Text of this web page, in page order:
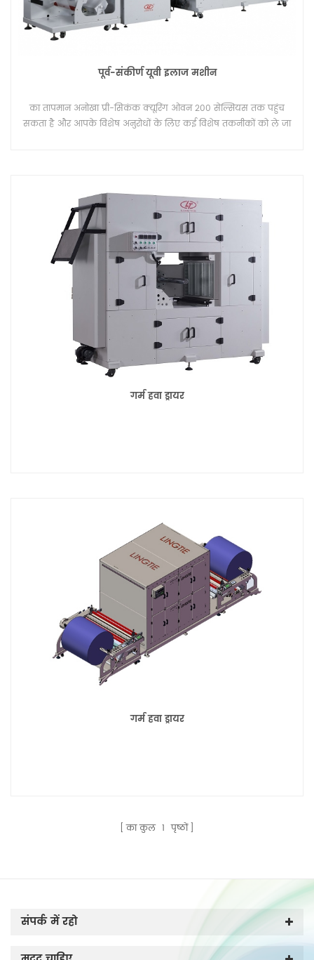
पूर्व-संकीर्ण यूवी इलाज मशीन
का तापमान अनोखा प्री-सिकंक क्यूरिंग ओवन 200 सेल्सियस तक पहुंच
सकता है और आपके विशेष अनुरोधों के लिए कई विशेष तकनीकों को ले जा
गर्म हवा ड्रायर
गर्म हवा ड्रायर
का कुल 1 पृष्ठों
संपर्क में रहो